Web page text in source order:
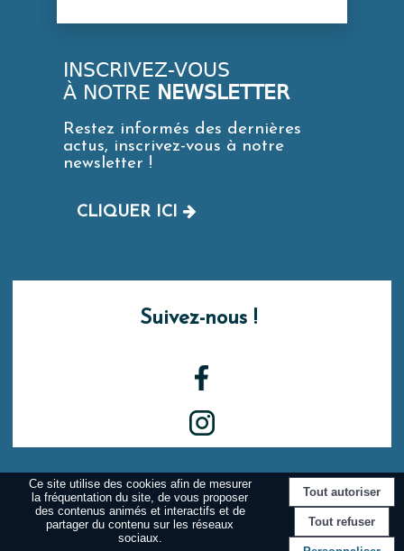
INSCRIVEZ-VOUS
À NOTRE NEWSLETTER
Restez informés des dernières
actus, inscrivez-vous à notre
newsletter !
CLIQUER ICI
Suivez-nous !
Site commercialisé par Centre France Solution Pro-Création et
hébergement du site Internet réalisé par Net15-Site
administrable CMS propulsé par WebSee
Conditions Générales
Ce site utilise des cookies afin de mesurer
la fréquentation du site, de vous proposer
des contenus animés et interactifs et de
partager du contenu sur les réseaux
sociaux.